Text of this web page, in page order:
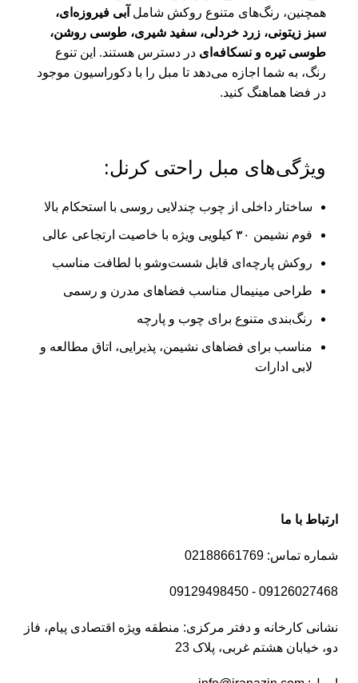
همچنین، رنگ‌های متنوع روکش شامل آبی فیروزه‌ای،
سبز زیتونی، زرد خردلی، سفید شیری، طوسی روشن،
طوسی تیره و نسکافه‌ای در دسترس هستند. این تنوع
رنگ، به شما اجازه می‌دهد تا مبل را با دکوراسیون موجود
در فضا هماهنگ کنید.
ویژگی‌های مبل راحتی کرنل:
ساختار داخلی از چوب چندلایی روسی با استحکام بالا
فوم نشیمن ۳۰ کیلویی ویژه با خاصیت ارتجاعی عالی
روکش پارچه‌ای قابل شست‌وشو با لطافت مناسب
طراحی مینیمال مناسب فضاهای مدرن و رسمی
رنگ‌بندی متنوع برای چوب و پارچه
مناسب برای فضاهای نشیمن، پذیرایی، اتاق مطالعه و
لابی ادارات
ارتباط با ما
شماره تماس: 02188661769
09126027468 - 09129498450
نشانی کارخانه و دفتر مرکزی: منطقه ویژه اقتصادی پیام، فاز
دو، خیابان هشتم غربی، پلاک 23